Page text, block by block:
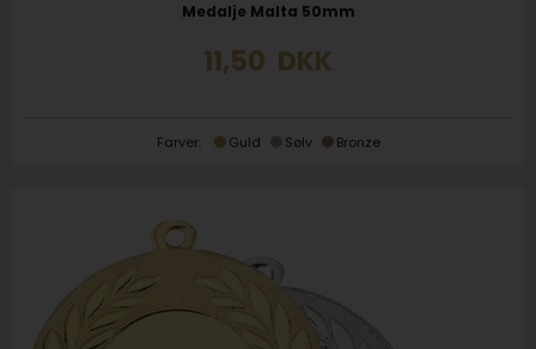
Medalje Malta 50mm
11,50 DKK
Farver: Guld Sølv Bronze